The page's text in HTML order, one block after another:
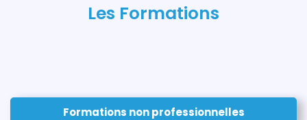
Les Formations
Formations non professionnelles